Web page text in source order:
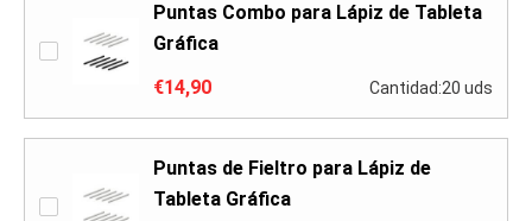
Puntas Combo para Lápiz de Tableta
Gráfica
€14,90
Cantidad:20 uds
Puntas de Fieltro para Lápiz de
Tableta Gráfica